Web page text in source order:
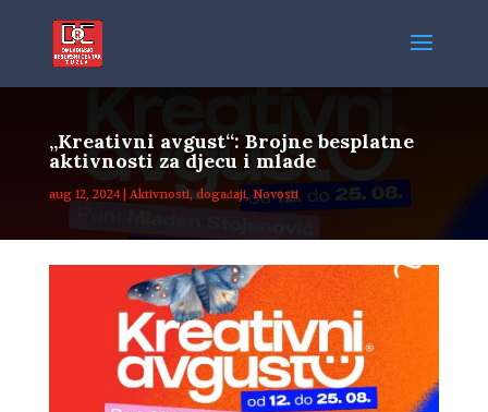
„Kreativni avgust“: Brojne besplatne
aktivnosti za djecu i mlade
aug 12, 2024| Aktivnosti,događaji,Novosti